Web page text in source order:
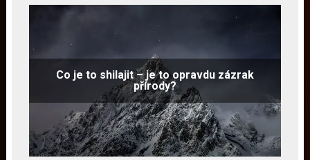
Co je to shilajit – je to opravdu zázrak
přírody?